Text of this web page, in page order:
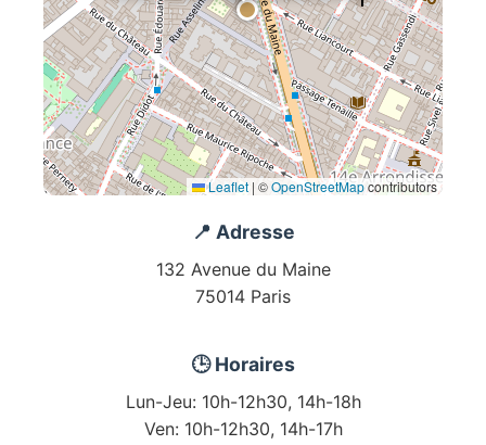
Leaflet | ©OpenStreetMapcontributors
📍 Adresse
132 Avenue du Maine
75014 Paris
🕒 Horaires
Lun-Jeu: 10h-12h30, 14h-18h
Ven: 10h-12h30, 14h-17h